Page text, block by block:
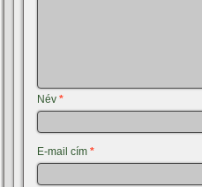
Név*
E-mail cím*